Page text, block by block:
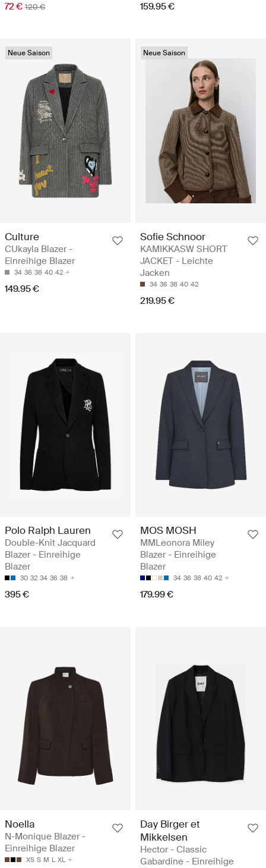
72 € 120 € 159.95 €
Neue Saison
Culture
CUkayla Blazer -
Einreihige Blazer
34 36 38 40 42
149.95 €
Neue Saison
Sofie Schnoor
KAMIKKASW SHORT
JACKET - Leichte
Jacken
34 36 38 40 42
219.95 €
Polo Ralph Lauren
Double-Knit Jacquard
Blazer - Einreihige
Blazer
30 32 34 36 38
395 €
MOS MOSH
MMLeonora Miley
Blazer - Einreihige
Blazer
34 36 38 40 42
179.99 €
Noella
N-Monique Blazer -
Einreihige Blazer
XS S M L XL
Day Birger et
Mikkelsen
Hector - Classic
Gabardine - Einreihige